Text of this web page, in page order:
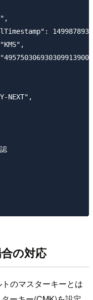
NEXT",
の対応
のマスターキーとは